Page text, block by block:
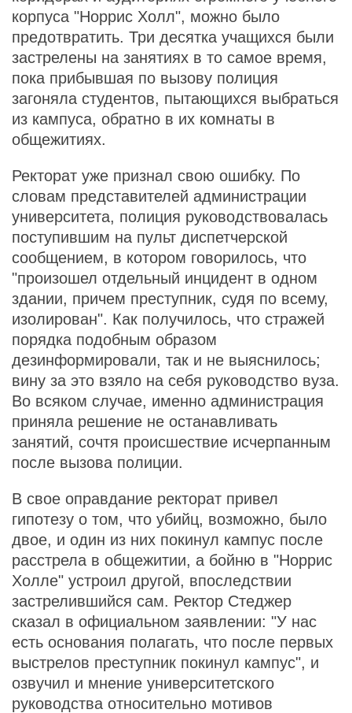
корпуса "Норрис Холл", можно было
предотвратить. Три десятка учащихся были
застрелены на занятиях в то самое время,
пока прибывшая по вызову полиция
загоняла студентов, пытающихся выбраться
из кампуса, обратно в их комнаты в
общежитиях.
Ректорат уже признал свою ошибку. По
словам представителей администрации
университета, полиция руководствовалась
поступившим на пульт диспетчерской
сообщением, в котором говорилось, что
"произошел отдельный инцидент в одном
здании, причем преступник, судя по всему,
изолирован". Как получилось, что стражей
порядка подобным образом
дезинформировали, так и не выяснилось;
вину за это взяло на себя руководство вуза.
Во всяком случае, именно администрация
приняла решение не останавливать
занятий, сочтя происшествие исчерпанным
после вызова полиции.
В свое оправдание ректорат привел
гипотезу о том, что убийц, возможно, было
двое, и один из них покинул кампус после
расстрела в общежитии, а бойню в "Норрис
Холле" устроил другой, впоследствии
застрелившийся сам. Ректор Стеджер
сказал в официальном заявлении: "У нас
есть основания полагать, что после первых
выстрелов преступник покинул кампус", и
озвучил и мнение университетского
руководства относительно мотивов